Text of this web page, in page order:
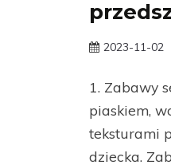
2023-11-02
1. Zabawy
piaskiem,
teksturami
dziecka.